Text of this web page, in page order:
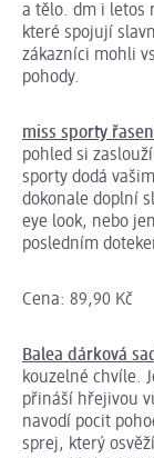
a tělo. dm i letos
které spojují
zákazníci mohli
pohody.
miss sporty
pohled si
sporty dodá
dokonale doplní
eye look, nebo
posledním
Cena: 89,90 Kč
Balea dárková
kouzelné chvíle.
přináší hřejivou
navodí pocit
sprej, který